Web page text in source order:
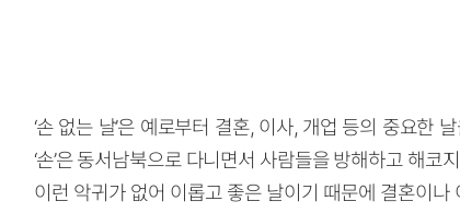
‘손 없는 날’은 예로부터 결혼, 이사, 개업 등의 중요한
‘손’은 동서남북으로 다니면서 사람들을 방해하고 해코
이런 악귀가 없어 이롭고 좋은 날이기 때문에 결혼이나